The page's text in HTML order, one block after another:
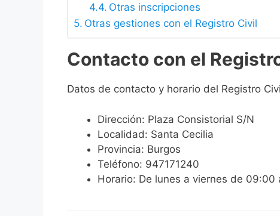
Otras inscripciones
Otras gestiones con el Registro Civil
Contacto con el
Datos de contacto y horario del Registro
Dirección: Plaza Consistorial S/N
Localidad: Santa Cecilia
Provincia: Burgos
Teléfono: 947171240
Horario: De lunes a viernes de 09:00